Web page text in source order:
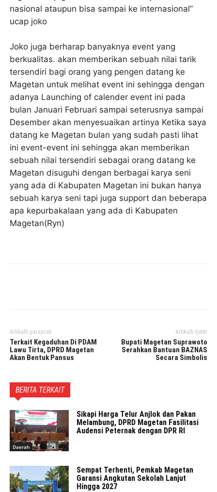
nasional ataupun bisa sampai ke internasional”
ucap joko
Joko juga berharap banyaknya event yang
berkualitas. akan memberikan sebuah nilai tarik
tersendiri bagi orang yang pengen datang ke
Magetan untuk melihat event ini sehingga dengan
adanya Launching of calender event ini pada
bulan Januari Februari sampai seterusnya sampai
Desember akan menyesuaikan artinya Ketika saya
datang ke Magetan bulan yang sudah pasti lihat
ini event-event ini sehingga akan memberikan
sebuah nilai tersendiri sebagai orang datang ke
Magetan disuguhi dengan berbagai karya seni
yang ada di Kabupaten Magetan ini bukan hanya
sebuah karya seni tapi juga support dan beberapa
apa kepurbakalaan yang ada di Kabupaten
Magetan(Ryn)
Artikulli paraprak
Terkait Kegaduhan Di PDAM
Lawu Tirta, DPRD Magetan
Akan Bentuk Pansus
Artikulli tjetër
Bupati Magetan Suprawoto
Serahkan Bantuan BAZNAS
Secara Simbolis
BERITA TERKAIT
Daerah
Sikapi Harga Telur Anjlok dan Pakan
Melambung, DPRD Magetan Fasilitasi
Audensi Peternak dengan DPR RI
Sempat Terhenti, Pemkab Magetan
Garansi Angkutan Sekolah Lanjut
Hingga 2027